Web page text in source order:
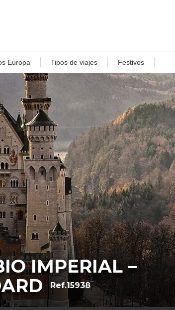
Europa Tipos de viajes Festivos
IMPERIAL –
Ref.15938